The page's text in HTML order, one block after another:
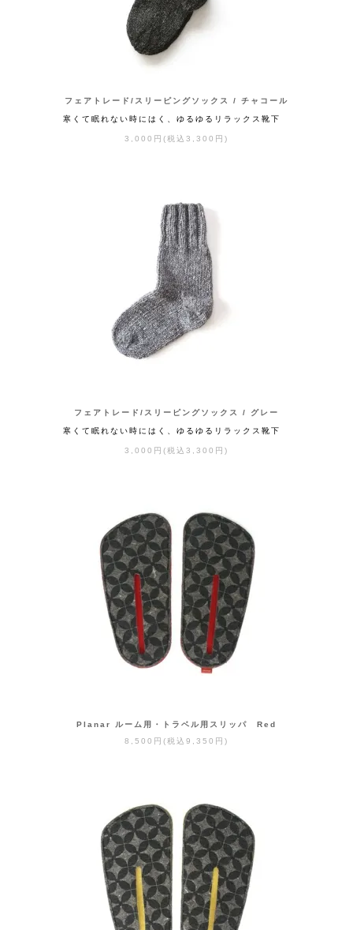
フェアトレード/スリーピングソックス / チャコール
寒くて眠れない時にはく、ゆるゆるリラックス靴下
3,000円(税込3,300円)
フェアトレード/スリーピングソックス / グレー
寒くて眠れない時にはく、ゆるゆるリラックス靴下
3,000円(税込3,300円)
Planar ルーム用・トラベル用スリッパ Red
8,500円(税込9,350円)